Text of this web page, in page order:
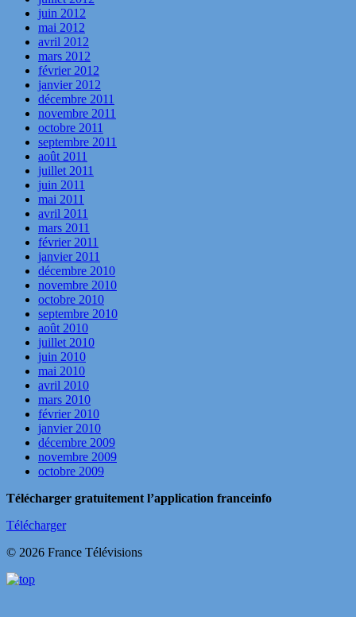
juin 2012
mai 2012
avril 2012
mars 2012
février 2012
janvier 2012
décembre 2011
novembre 2011
octobre 2011
septembre 2011
août 2011
juillet 2011
juin 2011
mai 2011
avril 2011
mars 2011
février 2011
janvier 2011
décembre 2010
novembre 2010
octobre 2010
septembre 2010
août 2010
juillet 2010
juin 2010
mai 2010
avril 2010
mars 2010
février 2010
janvier 2010
décembre 2009
novembre 2009
octobre 2009
Télécharger gratuitement l’application franceinfo
Télécharger
© 2026 France Télévisions